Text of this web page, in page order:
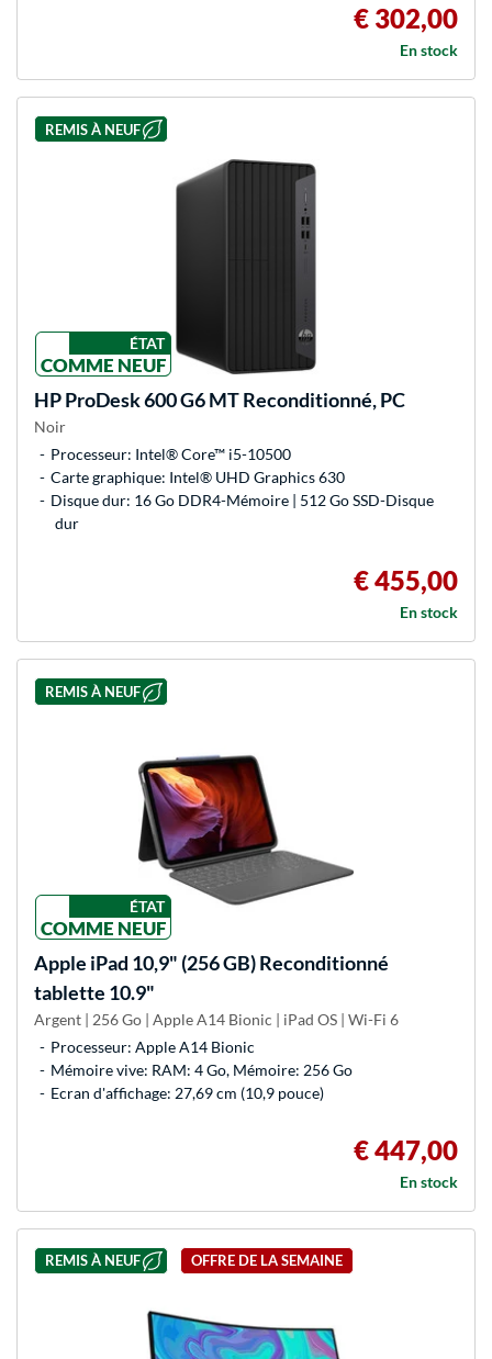
€ 302,00
En stock
REMIS À NEUF
ÉTAT
COMME NEUF
HPProDesk 600 G6 MT Reconditionné, PC
Noir
Processeur: Intel® Core™ i5-10500
Carte graphique: Intel® UHD Graphics 630
Disque dur: 16 Go DDR4-Mémoire | 512 Go SSD-Disque
dur
€ 455,00
En stock
REMIS À NEUF
ÉTAT
COMME NEUF
Apple iPad 10,9" (256 GB) Reconditionné
tablette 10.9"
Argent | 256 Go | Apple A14 Bionic | iPad OS | Wi-Fi 6
Processeur: Apple A14 Bionic
Mémoire vive: RAM: 4 Go, Mémoire: 256 Go
Ecran d'affichage: 27,69 cm (10,9 pouce)
€ 447,00
En stock
REMIS À NEUF OFFRE DE LA SEMAINE